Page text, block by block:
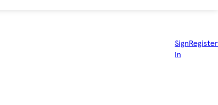
Sign
in
Register